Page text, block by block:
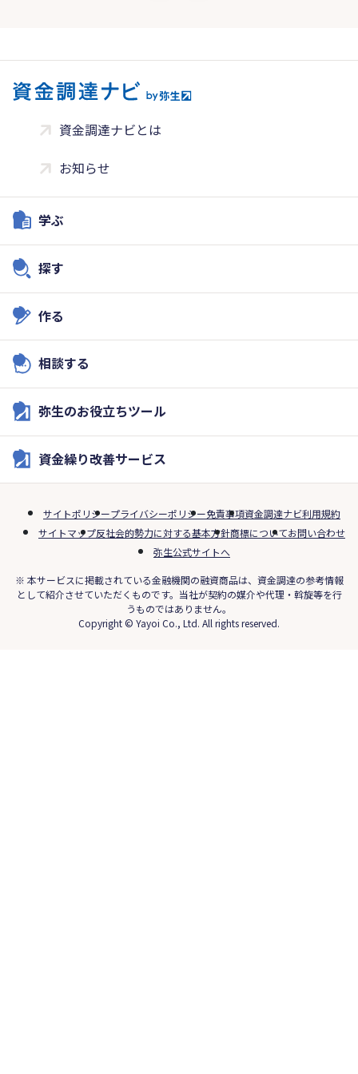
資金調達ナビとは
お知らせ
学ぶ
探す
作る
相談する
弥生のお役立ちツール
資金繰り改善サービス
サイトポリシープライバシーポリシー免責事項資金調達ナビ利用規約
サイトマップ反社会的勢力に対する基本方針商標についてお問い合わせ
弥生公式サイトへ
※ 本サービスに掲載されている金融機関の融資商品は、資金調達の参考情報
として紹介させていただくものです。当社が契約の媒介や代理・斡旋等を行
うものではありません。
Copyright © Yayoi Co., Ltd. All rights reserved.